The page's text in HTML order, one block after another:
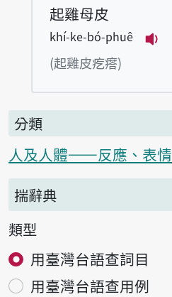
起雞母皮
khí-ke-bó-phuê
(起雞皮疙瘩)
分類
人及人體——反應、表情
揣辭典
類型
用臺灣台語查詞目
用臺灣台語查用例